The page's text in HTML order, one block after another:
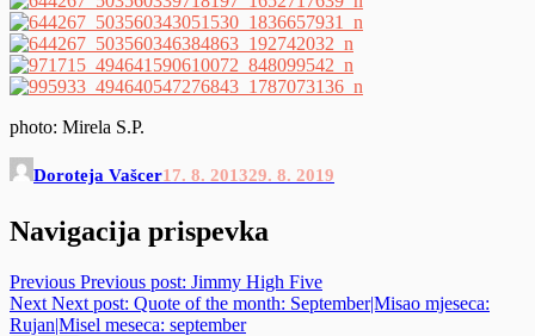
photo: Mirela S.P.
Doroteja Vašcer17. 8. 201329. 8. 2019
Navigacija prispevka
Previous Previous post: Jimmy High Five
Next Next post: Quote of the month: September|Misao mjeseca:
Rujan|Misel meseca: september